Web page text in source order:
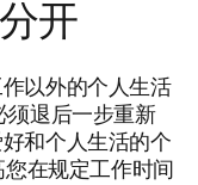
开
以外的个人生活
须退后一步重新
和个人生活的个
在规定工作时间